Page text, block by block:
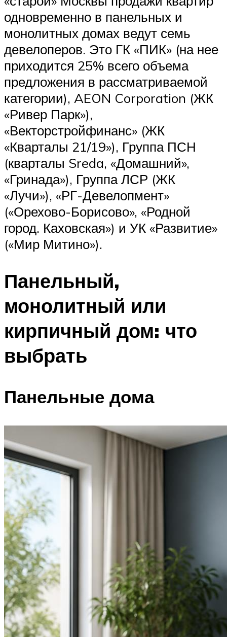
одновременно в панельных и
монолитных домах ведут семь
девелоперов. Это ГК «ПИК» (на нее
приходится 25% всего объема
предложения в рассматриваемой
категории), AEON Corporation (ЖК
«Ривер Парк»),
«Векторстройфинанс» (ЖК
«Кварталы 21/19»), Группа ПСН
(кварталы Sreda, «Домашний»,
«Гринада»), Группа ЛСР (ЖК
«Лучи»), «РГ-Девелопмент»
(«Орехово-Борисово», «Родной
город. Каховская») и УК «Развитие»
(«Мир Митино»).
Панельный,
монолитный или
кирпичный дом: что
выбрать
Панельные дома